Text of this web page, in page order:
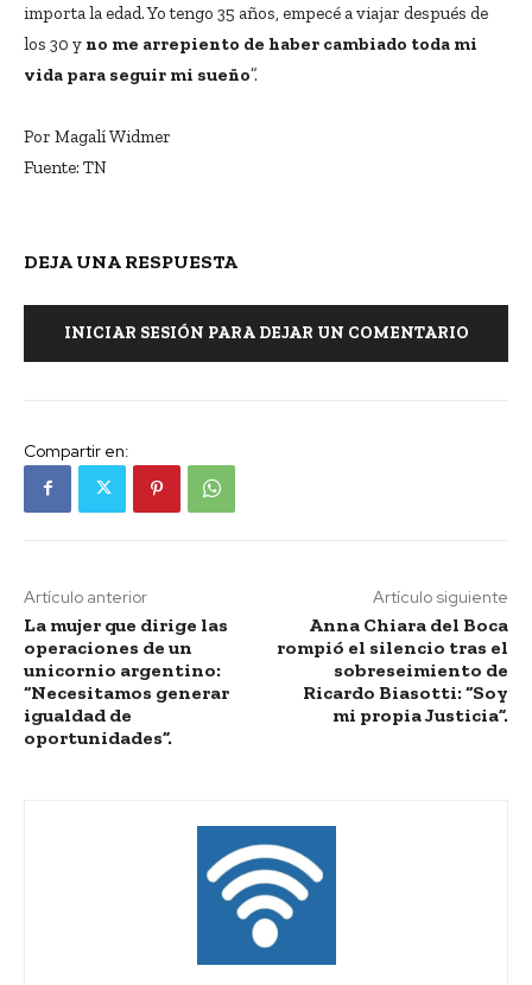
importa la edad. Yo tengo 35 años, empecé a viajar después de
los 30 y no me arrepiento de haber cambiado toda mi
vida para seguir mi sueño”.
Por Magalí Widmer
Fuente: TN
DEJA UNA RESPUESTA
INICIAR SESIÓN PARA DEJAR UN COMENTARIO
Compartir en:
Artículo anterior
La mujer que dirige las
operaciones de un
unicornio argentino:
“Necesitamos generar
igualdad de
oportunidades”.
Artículo siguiente
Anna Chiara del Boca
rompió el silencio tras el
sobreseimiento de
Ricardo Biasotti: “Soy
mi propia Justicia”.